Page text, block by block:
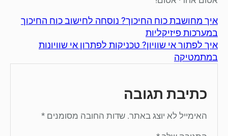
איך מחושבת כוח החיכוך? נוסחה לחישוב כוח החיכוך
במערכות פיזיקליות
איך לפתור אי שוויון? טכניקות לפתרון אי שוויונות
במתמטיקה
כתיבת תגובה
האימייל לא יוצג באתר. שדות החובה מסומנים *